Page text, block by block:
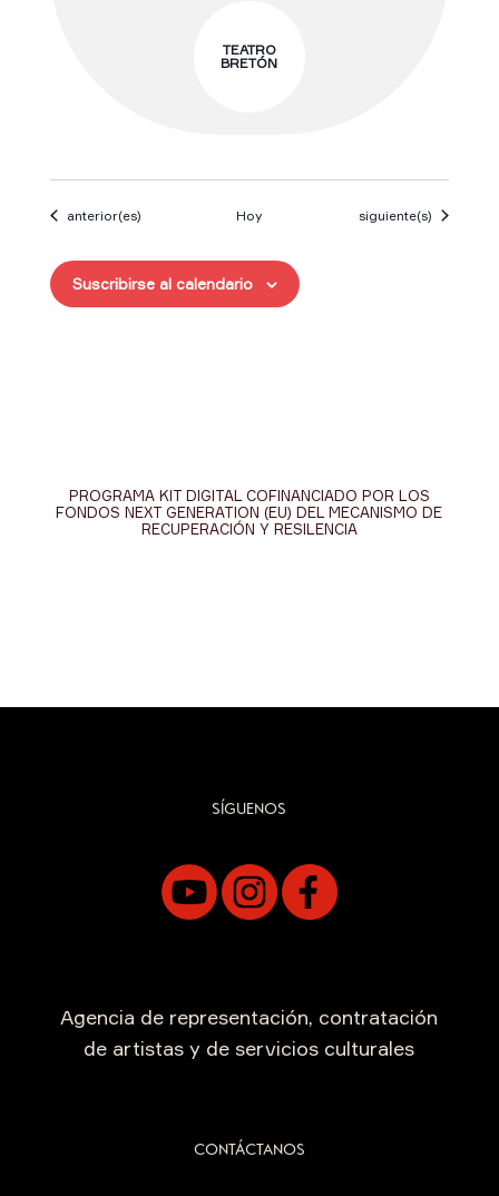
TEATRO
BRETÓN
Eventos
anterior(es) Hoy Eventos
siguiente(s)
Suscribirse al calendario
PROGRAMA KIT DIGITAL COFINANCIADO POR LOS
FONDOS NEXT GENERATION (EU) DEL MECANISMO DE
RECUPERACIÓN Y RESILENCIA
SÍGUENOS
Agencia de representación, contratación
de artistas y de servicios culturales
CONTÁCTANOS